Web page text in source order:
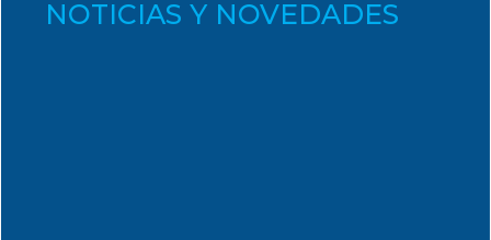
NOTICIAS Y NOVEDADES